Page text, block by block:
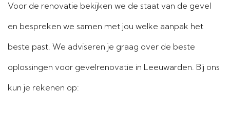
Voor de renovatie bekijken we de staat van de gevel
en bespreken we samen met jou welke aanpak het
beste past. We adviseren je graag over de beste
oplossingen voor gevelrenovatie in Leeuwarden. Bij ons
kun je rekenen op: